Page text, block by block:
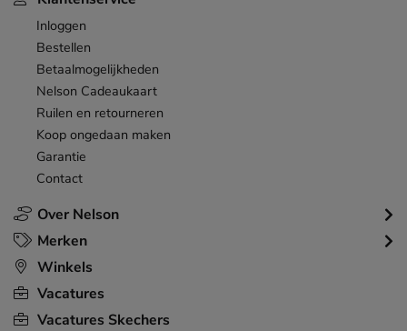
Over Nelson
Inloggen
Bestellen
Betaalmogelijkheden
Nelson Cadeaukaart
Ruilen en retourneren
Koop ongedaan maken
Garantie
Contact
Merken
Winkels
Vacatures
Vacatures Skechers